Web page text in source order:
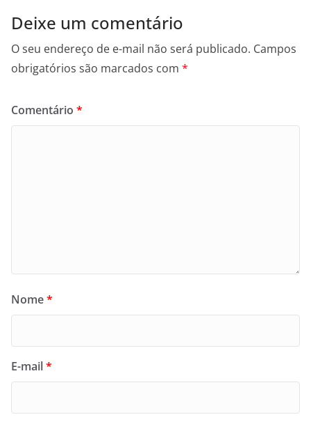
Deixe um comentário
O seu endereço de e-mail não será publicado. Campos
obrigatórios são marcados com *
Comentário *
Nome*
E-mail*